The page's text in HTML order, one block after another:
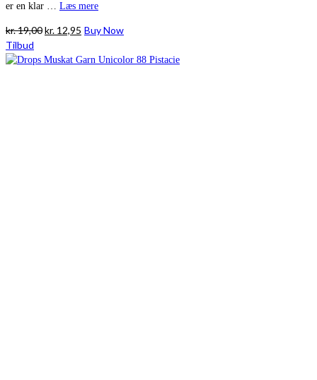
er en klar … Læs mere
kr.19,00Den
pris
kr. 12,95 Den
pris
Buy Now
Tilbud